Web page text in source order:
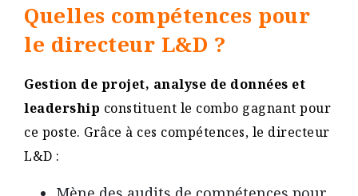
Quelles compétences pour
le directeur L&D ?
Gestion de projet, analyse de données et
leadership constituent le combo gagnant pour
ce poste. Grâce à ces compétences, le directeur
L&D :